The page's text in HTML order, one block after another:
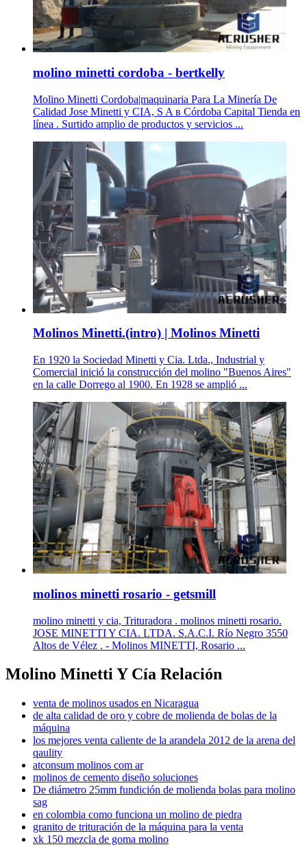
molino minetti cordoba - bertkelly
Molino Minetti Cordoba|maquinaria Para La Minería De
Calidad Jose Minetti y CIA, S A в Córdoba Capital Tienda en
línea . Surtido amplio de productos y servicios ...
Molinos Minetti.(intro) | Molinos Minetti
En 1920 la Sociedad Minetti y Cia. Ltda., Industrial y
Comercial inició la construcción del molino "Buenos Aires"
en la calle Dorrego al 1900. En 1928 se amplió ...
molinos minetti rosario - getsmill
molino minetti y cia, Trituradora . molinos minetti rosario.
JOSE MINETTI Y CIA. LTDA. S.A.C.I. Río Negro 3550
Altos de Vélez . - Molinos MINETTI, Rosario ...
Molino Minetti Y Cía Relación
venta de molinos usados en Nicaragua
de alta calidad de oro y cobre de molienda de bolas de la
máquina
los mejores venta caliente de la arandela 2012 de la arena del
qaulity
atconsum molinos com ar
molinos de cemento diseño soluciones
De diámetro 25mm fundición de molienda bolas para molino
sag
en colombia como funciona un molino de piedra
granito de trituración de la máquina para la venta
xk 150 mezcla de goma molino